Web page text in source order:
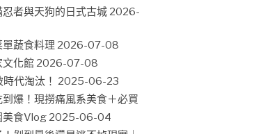
者與天狗的日式古城 2026-
蔬食料理 2026-07-08
文化館 2026-07-08
代淘汰！ 2025-06-23
爆！現撈痛風系美食＋必買
美食Vlog 2025-06-04